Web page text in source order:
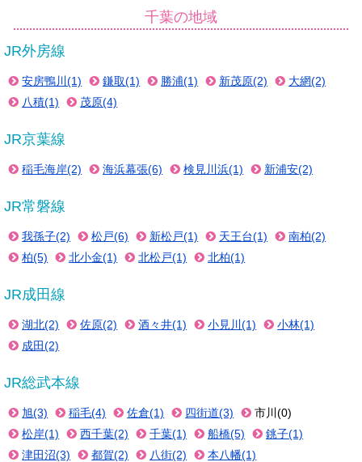
千葉の地域
JR外房線
安房鴨川(1) 鎌取(1) 勝浦(1) 新茂原(2)
大網(2)
八積(1)
茂原(4)
JR京葉線
稲毛海岸(2) 海浜幕張(6) 検見川浜(1) 新浦安(2)
JR常磐線
我孫子(2) 松戸(6) 新松戸(1) 天王台(1)
南柏(2)
柏(5)
北小金(1) 北松戸(1) 北柏(1)
JR成田線
湖北(2) 佐原(2) 酒々井(1) 小見川(1)
小林(1)
成田(2)
JR総武本線
旭(3) 稲毛(4) 佐倉(1) 四街道(3)
市川(0)
松岸(1)
西千葉(2) 千葉(1) 船橋(5)
銚子(1)
津田沼(3)
都賀(2) 八街(2) 本八幡(1)